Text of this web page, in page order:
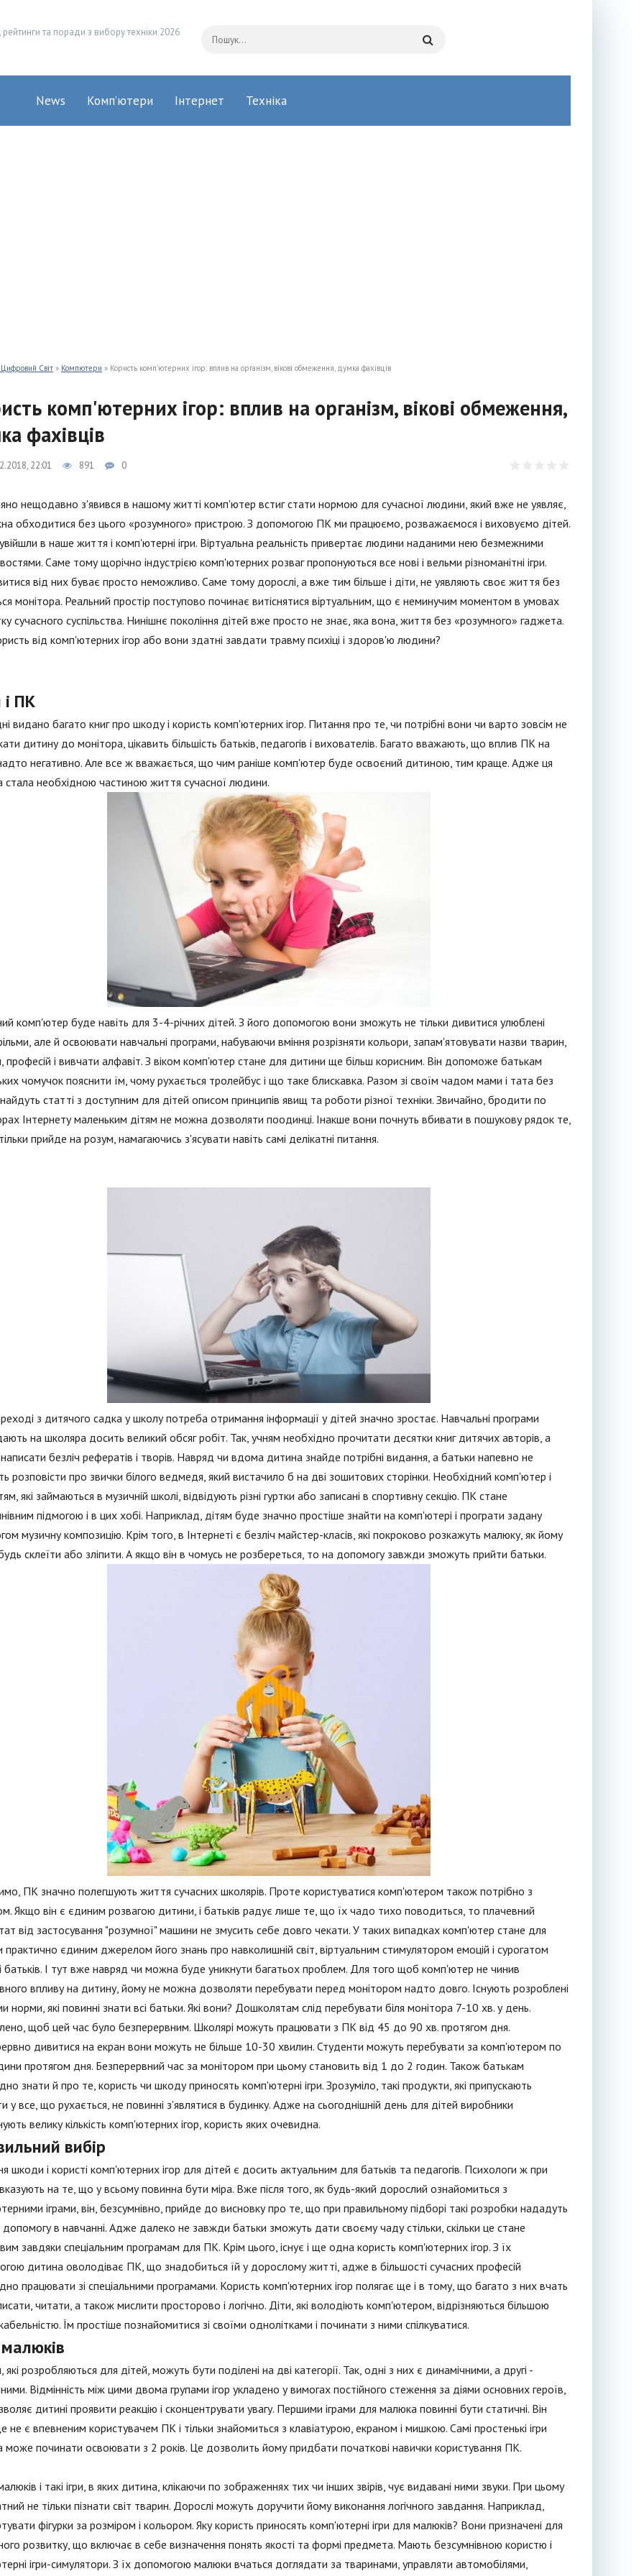
та поради з вибору техніки 2026
News Комп’ютери Інтернет Техніка
Світ » Компютери » Користь комп'ютерних ігор: вплив на організм, вікові обмеження, думка фахівців
комп'ютерних ігор: вплив на організм, вікові обмеження,
фахівців
22:01 891 0
нещодавно з'явився в нашому житті комп'ютер встиг стати нормою для сучасної людини, який вже не уявляє,
обходитися без цього «розумного» пристрою. З допомогою ПК ми працюємо, розважаємося і виховуємо дітей.
в наше життя і комп'ютерні ігри. Віртуальна реальність привертає людини наданими нею безмежними
Саме тому щорічно індустрією комп'ютерних розваг пропонуються все нові і вельми різноманітні ігри.
від них буває просто неможливо. Саме тому дорослі, а вже тим більше і діти, не уявляють своє життя без
монітора. Реальний простір поступово починає витіснятися віртуальним, що є неминучим моментом в умовах
сучасного суспільства. Нинішнє покоління дітей вже просто не знає, яка вона, життя без «розумного» гаджета.
від комп'ютерних ігор або вони здатні завдати травму психіці і здоров'ю людини?
і ПК
видано багато книг про шкоду і користь комп'ютерних ігор. Питання про те, чи потрібні вони чи варто зовсім не
дитину до монітора, цікавить більшість батьків, педагогів і вихователів. Багато вважають, що вплив ПК на
негативно. Але все ж вважається, що чим раніше комп'ютер буде освоєний дитиною, тим краще. Адже ця
стала необхідною частиною життя сучасної людини.
комп'ютер буде навіть для 3-4-річних дітей. З його допомогою вони зможуть не тільки дивитися улюблені
але й освоювати навчальні програми, набуваючи вміння розрізняти кольори, запам'ятовувати назви тварин,
професій і вивчати алфавіт. З віком комп'ютер стане для дитини ще більш корисним. Він допоможе батькам
чомучок пояснити їм, чому рухається тролейбус і що таке блискавка. Разом зі своїм чадом мами і тата без
статті з доступним для дітей описом принципів явищ та роботи різної техніки. Звичайно, бродити по
Інтернету маленьким дітям не можна дозволяти поодинці. Інакше вони почнуть вбивати в пошукову рядок те,
прийде на розум, намагаючись з'ясувати навіть самі делікатні питання.
з дитячого садка у школу потреба отримання інформації у дітей значно зростає. Навчальні програми
на школяра досить великий обсяг робіт. Так, учням необхідно прочитати десятки книг дитячих авторів, а
безліч рефератів і творів. Навряд чи вдома дитина знайде потрібні видання, а батьки напевно не
розповісти про звички білого ведмедя, який вистачило б на дві зошитових сторінки. Необхідний комп'ютер і
які займаються в музичній школі, відвідують різні гуртки або записані в спортивну секцію. ПК стане
підмогою і в цих хобі. Наприклад, дітям буде значно простіше знайти на комп'ютері і програти задану
музичну композицію. Крім того, в Інтернеті є безліч майстер-класів, які покроково розкажуть малюку, як йому
склеїти або зліпити. А якщо він в чомусь не розбереться, то на допомогу завжди зможуть прийти батьки.
ПК значно полегшують життя сучасних школярів. Проте користуватися комп'ютером також потрібно з
Якщо він є єдиним розвагою дитини, і батьків радує лише те, що їх чадо тихо поводиться, то плачевний
від застосування "розумної" машини не змусить себе довго чекати. У таких випадках комп'ютер стане для
практично єдиним джерелом його знань про навколишній світ, віртуальним стимулятором емоцій і сурогатом
батьків. І тут вже навряд чи можна буде уникнути багатьох проблем. Для того щоб комп'ютер не чинив
впливу на дитину, йому не можна дозволяти перебувати перед монітором надто довго. Існують розроблені
норми, які повинні знати всі батьки. Які вони? Дошколятам слід перебувати біля монітора 7-10 хв. у день.
щоб цей час було безперервним. Школярі можуть працювати з ПК від 45 до 90 хв. протягом дня.
дивитися на екран вони можуть не більше 10-30 хвилин. Студенти можуть перебувати за комп'ютером по
протягом дня. Безперервний час за монітором при цьому становить від 1 до 2 годин. Також батькам
знати й про те, користь чи шкоду приносять комп'ютерні ігри. Зрозуміло, такі продукти, які припускають
у все, що рухається, не повинні з'являтися в будинку. Адже на сьогоднішній день для дітей виробники
велику кількість комп'ютерних ігор, користь яких очевидна.
вибір
шкоди і користі комп'ютерних ігор для дітей є досить актуальним для батьків та педагогів. Психологи ж при
на те, що у всьому повинна бути міра. Вже після того, як будь-який дорослий ознайомиться з
іграми, він, безсумнівно, прийде до висновку про те, що при правильному підборі такі розробки нададуть
допомогу в навчанні. Адже далеко не завжди батьки зможуть дати своєму чаду стільки, скільки це стане
завдяки спеціальним програмам для ПК. Крім цього, існує і ще одна користь комп'ютерних ігор. З їх
дитина оволодіває ПК, що знадобиться їй у дорослому житті, адже в більшості сучасних професій
працювати зі спеціальними програмами. Користь комп'ютерних ігор полягає ще і в тому, що багато з них вчать
читати, а також мислити просторово і логічно. Діти, які володіють комп'ютером, відрізняються більшою
Їм простіше познайомитися зі своїми однолітками і починати з ними спілкуватися.
які розробляються для дітей, можуть бути поділені на дві категорії. Так, одні з них є динамічними, а другі -
Відмінність між цими двома групами ігор укладено у вимогах постійного стеження за діями основних героїв,
дитині проявити реакцію і сконцентрувати увагу. Першими іграми для малюка повинні бути статичні. Він
не є впевненим користувачем ПК і тільки знайомиться з клавіатурою, екраном і мишкою. Самі простенькі ігри
може починати освоювати з 2 років. Це дозволить йому придбати початкові навички користування ПК.
і такі ігри, в яких дитина, клікаючи по зображеннях тих чи інших звірів, чує видавані ними звуки. При цьому
не тільки пізнати світ тварин. Дорослі можуть доручити йому виконання логічного завдання. Наприклад,
фігурки за розміром і кольором. Яку користь приносять комп'ютерні ігри для малюків? Вони призначені для
розвитку, що включає в себе визначення понять якості та формі предмета. Мають безсумнівною користю і
ігри-симулятори. З їх допомогою малюки вчаться доглядати за тваринами, управляти автомобілями,